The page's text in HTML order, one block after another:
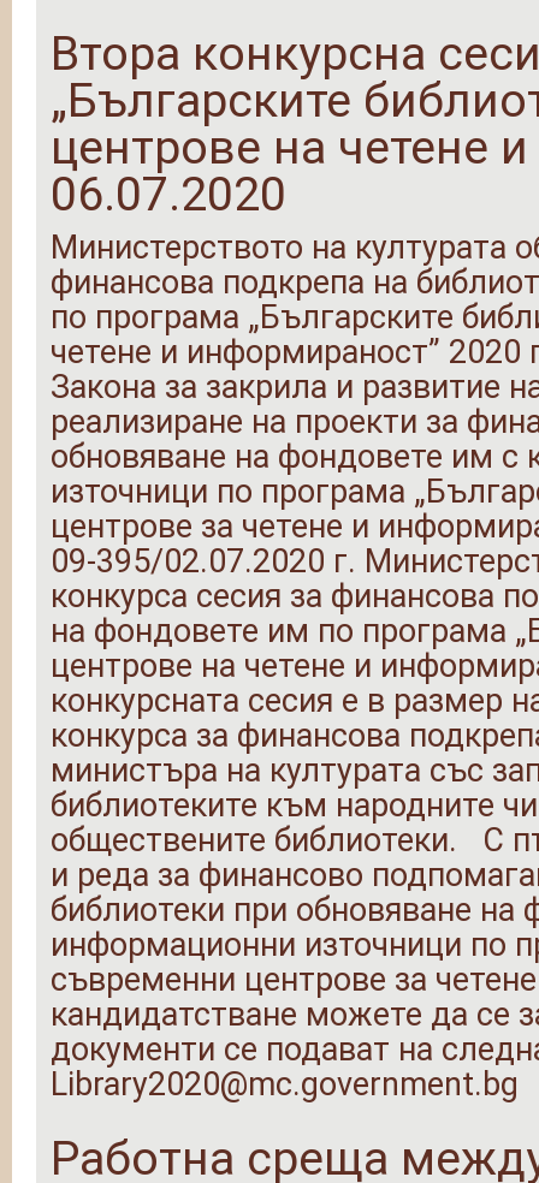
Втора конкурсна
„Българските
центрове на четене
06.07.2020
Министерството на културата
финансова подкрепа на
по програма „Българските
четене и информираност” 2020
Закона за закрила и развитие
реализиране на проекти за
обновяване на фондовете им с
източници по програма
центрове за четене и
09-395/02.07.2020 г.
конкурса сесия за финансова
на фондовете им по програма
центрове на четене и
конкурсната сесия е в размер
конкурса за финансова
министъра на културата със
библиотеките към народните
обществените библиотеки. С
и реда за финансово
библиотеки при обновяване на
информационни източници по
съвременни центрове за
кандидатстване можете да се
документи се подават на
Library2020@mc.government.bg
Работна среща